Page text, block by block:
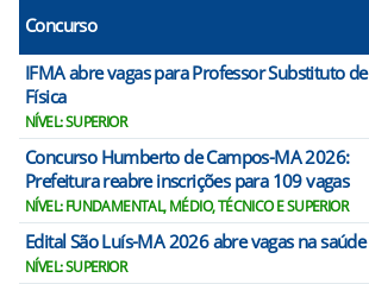
Concurso
IFMA abre vagas para Professor Substituto de
Física
NÍVEL: SUPERIOR
Concurso Humberto de Campos-MA 2026:
Prefeitura reabre inscrições para 109 vagas
NÍVEL: FUNDAMENTAL, MÉDIO, TÉCNICO E SUPERIOR
Edital São Luís-MA 2026 abre vagas na saúde
NÍVEL: SUPERIOR